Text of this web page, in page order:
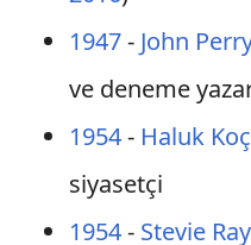
1947- John
ve deneme
1954- Haluk Koç
siyasetçi
1954- Stevie